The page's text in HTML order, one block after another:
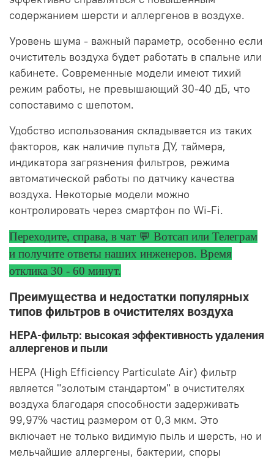
содержанием шерсти и аллергенов в воздухе.
Уровень шума - важный параметр, особенно если
очиститель воздуха будет работать в спальне или
кабинете. Современные модели имеют тихий
режим работы, не превышающий 30-40 дБ, что
сопоставимо с шепотом.
Удобство использования складывается из таких
факторов, как наличие пульта ДУ, таймера,
индикатора загрязнения фильтров, режима
автоматической работы по датчику качества
воздуха. Некоторые модели можно
контролировать через смартфон по Wi-Fi.
Переходите, справа, в чат 💬 Вотсап или Телеграм
и получите ответы наших инженеров. Время
отклика 30 - 60 минут.
Преимущества и недостатки популярных
типов фильтров в очистителях воздуха
HEPA-фильтр: высокая эффективность удаления
аллергенов и пыли
HEPA (High Efficiency Particulate Air) фильтр
является "золотым стандартом" в очистителях
воздуха благодаря способности задерживать
99,97% частиц размером от 0,3 мкм. Это
включает не только видимую пыль и шерсть, но и
мельчайшие аллергены, бактерии, споры